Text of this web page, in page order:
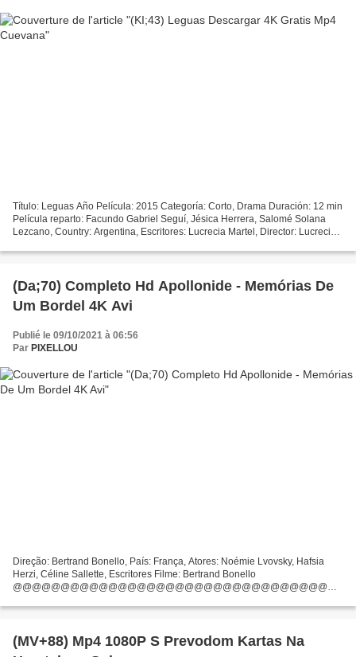
Título: Leguas Año Película: 2015 Categoría: Corto, Drama Duración: 12 min
Película reparto: Facundo Gabriel Seguí, Jésica Herrera, Salomé Solana
Lezcano, Country: Argentina, Escritores: Lucrecia Martel, Director: Lucrecia
(Da;70) Completo Hd Apollonide - Memórias De
Um Bordel 4K Avi
Publié le 09/10/2021 à 06:56
Par PIXELLOU
Direção: Bertrand Bonello, País: França, Atores: Noémie Lvovsky, Hafsia
Herzi, Céline Sallette, Escritores Filme: Bertrand Bonello
@@@@@@@@@@@@@@@@@@@@@@@@@@@@@@@@@
@@@@@@@@@@@@@@@@@@@@@@@@@@@@@@@@@...
(MV+88) Mp4 1080P S Prevodom Kartas Na